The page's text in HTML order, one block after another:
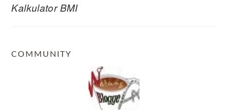
Kalkulator BMI
COMMUNITY